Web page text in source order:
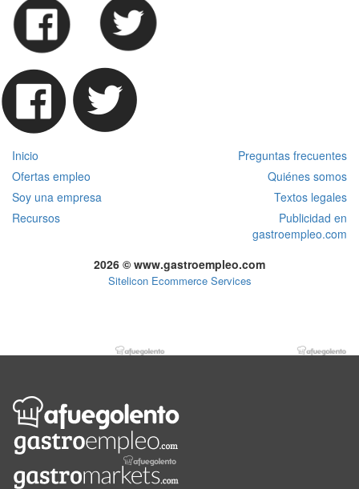
Inicio
Preguntas frecuentes
Ofertas empleo
Quiénes somos
Soy una empresa
Textos legales
Recursos
Publicidad en
gastroempleo.com
2026 © www.gastroempleo.com
Sitelicon Ecommerce Services